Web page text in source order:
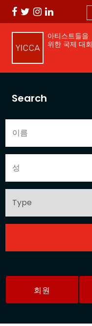
아티스트들을
위한 국제 대회
Search
회원